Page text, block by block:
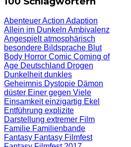
AbenteuerAction Adaption
Allein im Dunkeln Ambivalenz
Angespieltatmosphärisch
besondere Bildsprache Blut
Body Horror Comic Coming of
Age Deutschland Drogen
Dunkelheitdunkles
Geheimnis Dystopie Dämon
düster Einer gegen Viele
Einsamkeiteinzigartig Ekel
Entführung explizite
Darstellung extremer Film
Familie Familienbande
Fantasy Fantasy Filmfest